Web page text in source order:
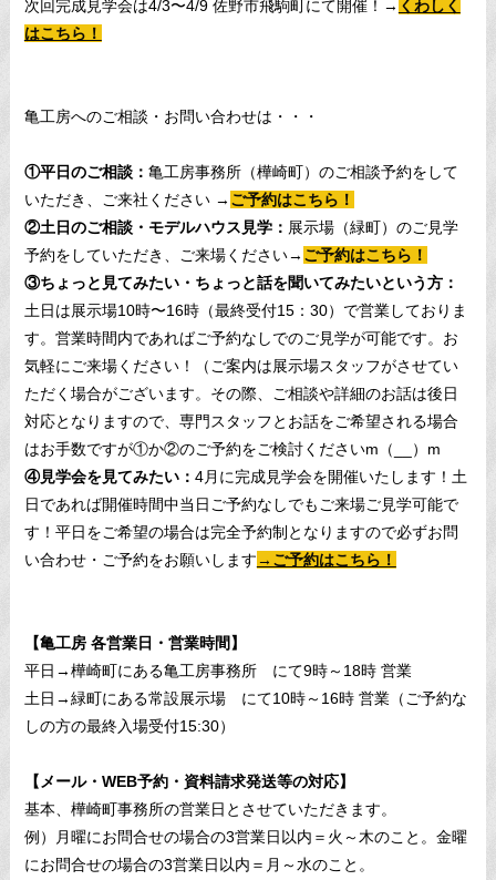
次回完成見学会は4/3〜4/9 佐野市飛駒町にて開催！→ くわしく
はこちら！
亀工房へのご相談・お問い合わせは・・・
①平日のご相談： 亀工房事務所（樺崎町）のご相談予約をして
いただき、ご来社ください → ご予約はこちら！
②土日のご相談・モデルハウス見学： 展示場（緑町）のご見学
予約をしていただき、ご来場ください→ ご予約はこちら！
③ちょっと見てみたい・ちょっと話を聞いてみたいという方：
土日は展示場10時〜16時（最終受付15：30）で営業しておりま
す。営業時間内であればご予約なしでのご見学が可能です。お
気軽にご来場ください！（ご案内は展示場スタッフがさせてい
ただく場合がございます。その際、ご相談や詳細のお話は後日
対応となりますので、専門スタッフとお話をご希望される場合
はお手数ですが①か②のご予約をご検討くださいm（__）m
④見学会を見てみたい： 4月に完成見学会を開催いたします！土
日であれば開催時間中当日ご予約なしでもご来場ご見学可能で
す！平日をご希望の場合は完全予約制となりますので必ずお問
い合わせ・ご予約をお願いします→ご予約はこちら！
【亀工房 各営業日・営業時間】
平日→樺崎町にある亀工房事務所 にて9時～18時 営業
土日→緑町にある常設展示場 にて10時～16時 営業（ご予約な
しの方の最終入場受付15:30）
【メール・WEB予約・資料請求発送等の対応】
基本、樺崎町事務所の営業日とさせていただきます。
例）月曜にお問合せの場合の3営業日以内＝火～木のこと。金曜
にお問合せの場合の3営業日以内＝月～水のこと。